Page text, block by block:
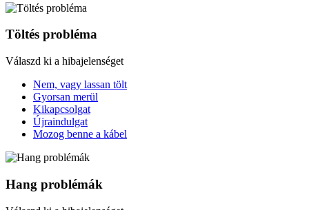
Töltés probléma
Válaszd ki a hibajelenséget
Nem, vagy lassan tölt
Gyorsan merül
Kikapcsolgat
Újraindulgat
Mozog benne a kábel
Hang problémák